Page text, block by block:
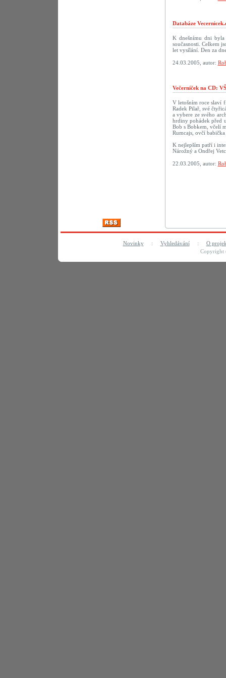
Databáze
K dnešnímu dni byla
současnosti. Celkem
let vysílání. Den za
24.03.2005, autor:
Večerníček na CD:
V letošním roce slaví
Radek Pilař, své
a vybere ze svého
hrdiny pohádek před
Bob s Bobkem, včelí
Rumcajs, ovčí
K nejlepším patří i
Nárožný a Ondřej
22.03.2005, autor:
Novinky: Vyhledávání: O
Copyright